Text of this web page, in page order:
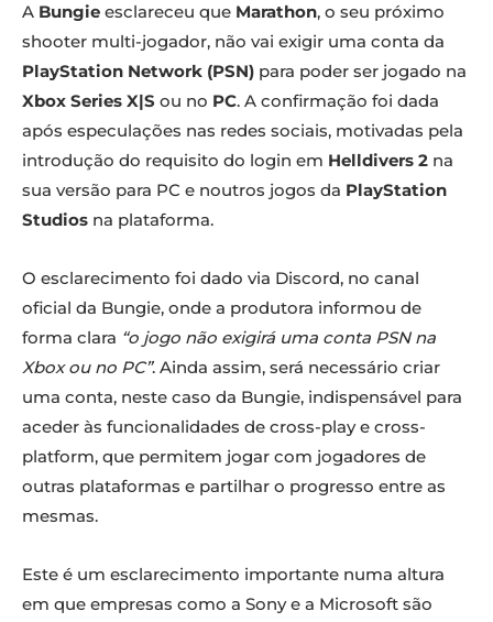
A Bungie esclareceu que Marathon, o seu próximo
shooter multi-jogador, não vai exigir uma conta da
PlayStation Network (PSN) para poder ser jogado na
Xbox Series X|S ou no PC. A confirmação foi dada
após especulações nas redes sociais, motivadas pela
introdução do requisito do login em Helldivers 2 na
sua versão para PC e noutros jogos da PlayStation
Studios na plataforma.
O esclarecimento foi dado via Discord, no canal
oficial da Bungie, onde a produtora informou de
forma clara “o jogo não exigirá uma conta PSN na
Xbox ou no PC”. Ainda assim, será necessário criar
uma conta, neste caso da Bungie, indispensável para
aceder às funcionalidades de cross-play e cross-
platform, que permitem jogar com jogadores de
outras plataformas e partilhar o progresso entre as
mesmas.
Este é um esclarecimento importante numa altura
em que empresas como a Sony e a Microsoft são